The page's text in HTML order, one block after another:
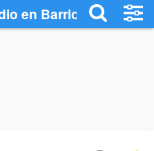
en Barrio Sur -